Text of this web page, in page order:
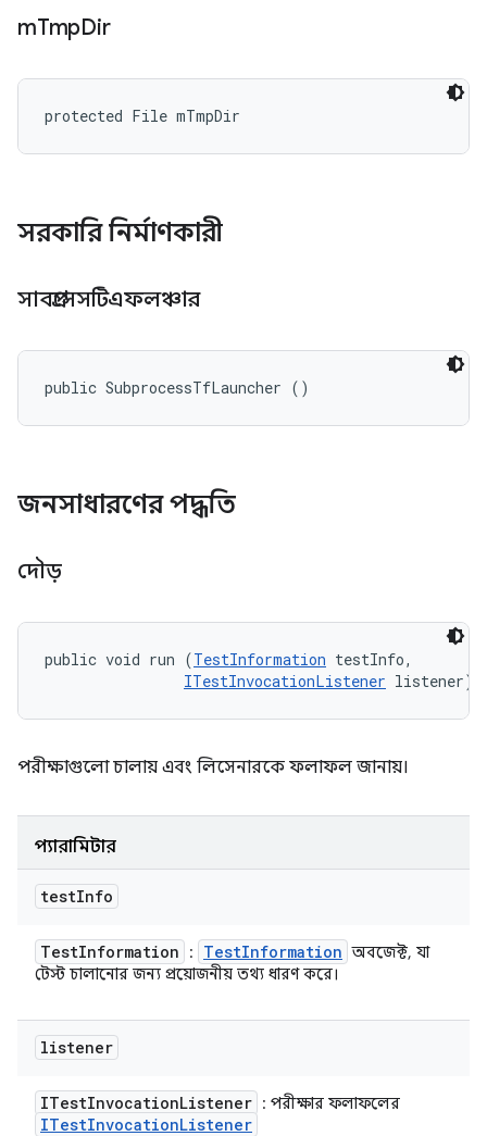
mTmpDir
protected File mTmpDir
সরকারি নির্মাণকারী
সাবপ্রসেসটিএফলঞ্চার
public SubprocessTfLauncher ()
জনসাধারণের পদ্ধতি
দৌড়
public void run (TestInformation testInfo,
ITestInvocationListener listener)
পরীক্ষাগুলো চালায় এবং লিসেনারকে ফলাফল জানায়।
প্যারামিটার
testInfo
TestInformation : TestInformation অবজেক্ট, যা
টেস্ট চালানোর জন্য প্রয়োজনীয় তথ্য ধারণ করে।
listener
ITestInvocationListener : পরীক্ষার ফলাফলের
ITestInvocationListener